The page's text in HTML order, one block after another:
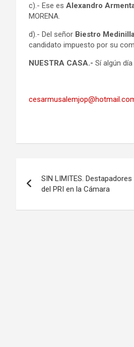
c).- Ese es Alexandro
MORENA.
d).- Del señor Biestro
candidato impuesto por su
NUESTRA CASA.- Sí algún
de
entradas
SIN LIMITES.
del PRI en la Cámara